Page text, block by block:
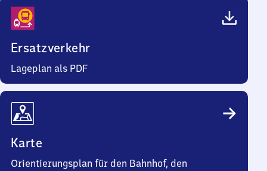
Ersatzverkehr
Lageplan als PDF
Karte
Orientierungsplan für den Bahnhof, den